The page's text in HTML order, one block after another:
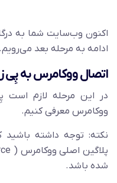
اکنون وب‌سایت شما به
ادامه به مرحله بعد می‌رویم.
اتصال ووکامرس به پِی
در این مرحله لازم است
ووکامرس معرفی کنیم.
نکته: توجه داشته باشید
شده باشد.